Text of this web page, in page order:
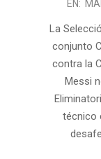
EN:
La
conjunto
contra la
Messi
técnico